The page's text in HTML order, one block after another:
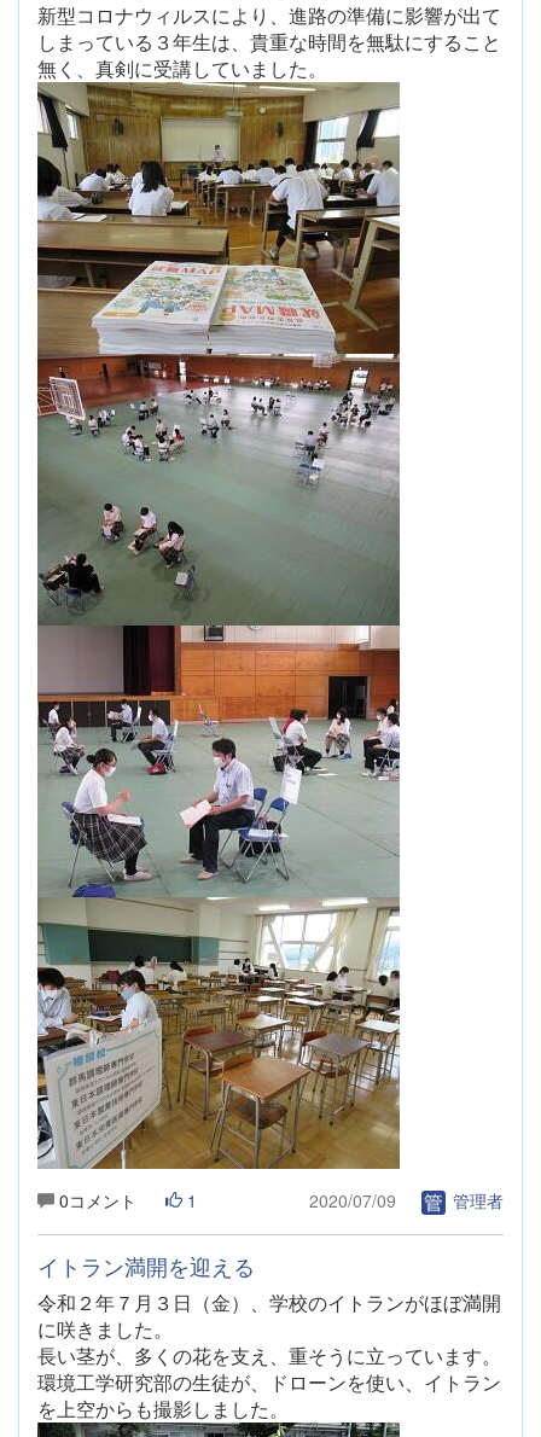
新型コロナウィルスにより、進路の準備に影響が出て
しまっている３年生は、貴重な時間を無駄にすること
無く、真剣に受講していました。
0コメント 1 2020/07/09 管理者
イトラン満開を迎える
令和２年７月３日（金） 、学校のイトランがほぼ満開
に咲きました。
長い茎が、多くの花を支え、重そうに立っています。
環境工学研究部の生徒が、ドローンを使い、イトラン
を上空からも撮影しました。